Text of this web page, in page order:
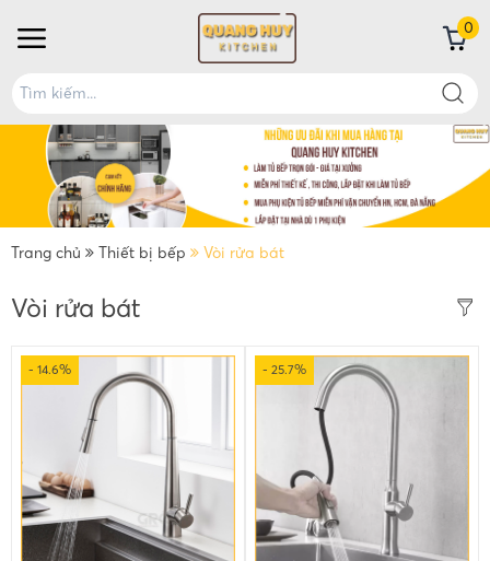
0
Trang chủ Thiết bị bếp Vòi rửa bát
Vòi rửa bát
- 14.6% - 25.7%